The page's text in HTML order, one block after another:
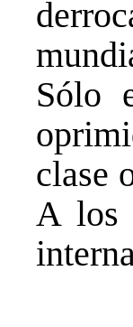
Sólo
clase
A los